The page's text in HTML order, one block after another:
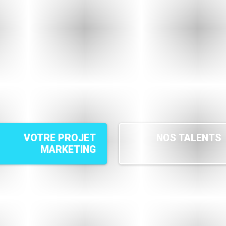
Sport | Esport | Créateurs de contenus
d'influence
VOTRE PROJET
MARKETING
NOS TALENTS